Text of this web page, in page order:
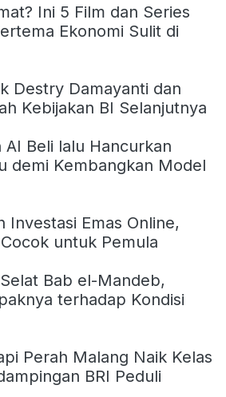
Ini 5 Film dan Series
Ekonomi Sulit di
Destry Damayanti dan
Kebijakan BI Selanjutnya
AI Beli lalu Hancurkan
demi Kembangkan Model
Investasi Emas Online,
untuk Pemula
Bab el-Mandeb,
terhadap Kondisi
Perah Malang Naik Kelas
BRI Peduli